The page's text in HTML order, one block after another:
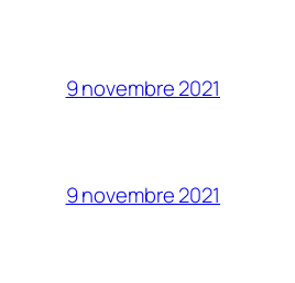
9 novembre 2021
9 novembre 2021